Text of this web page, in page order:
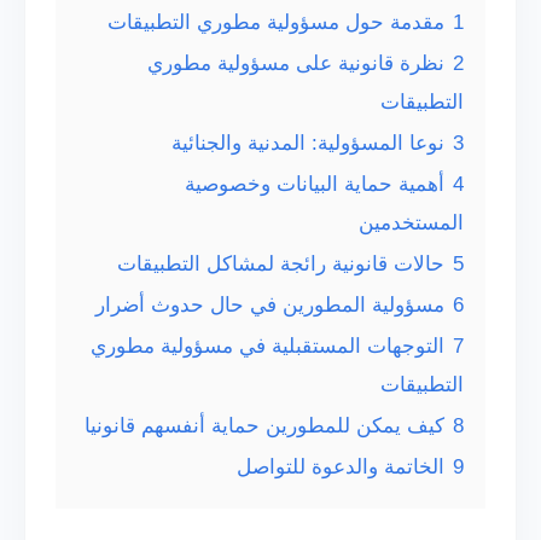
1 مقدمة حول مسؤولية مطوري التطبيقات
2 نظرة قانونية على مسؤولية مطوري
التطبيقات
3 نوعا المسؤولية: المدنية والجنائية
4
أهمية حماية البيانات وخصوصية
المستخدمين
5 حالات قانونية رائجة لمشاكل التطبيقات
6 مسؤولية المطورين في حال حدوث أضرار
7
التوجهات المستقبلية في مسؤولية مطوري
التطبيقات
8 كيف يمكن للمطورين حماية أنفسهم قانونيا
9
الخاتمة والدعوة للتواصل